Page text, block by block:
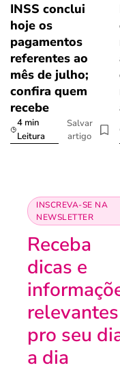
INSS conclui
hoje os
pagamentos
referentes ao
mês de julho;
confira quem
recebe
4 min
Leitura
Salvar
artigo
INSCREVA-SE NA
NEWSLETTER
Receba
dicas e
relevantes
pro seu
a dia